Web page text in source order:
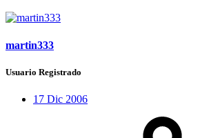
martin333
Usuario Registrado
17 Dic 2006